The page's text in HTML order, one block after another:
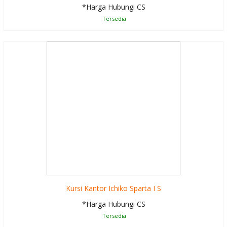
*Harga Hubungi CS
Tersedia
Kursi Kantor Ichiko Sparta I S
*Harga Hubungi CS
Tersedia